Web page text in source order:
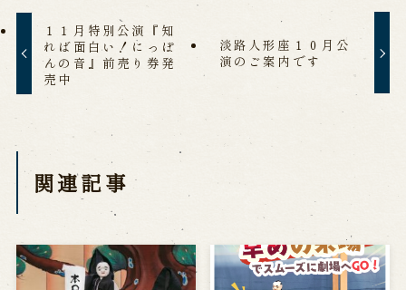
求人情報
※株式会社うずのくに南あわじの求人情報ページへ移動します
関連施設
通販サイトうずのくに
道の駅うずしお
うずの丘大鳴門橋記念館
１１月特別公演『知
れば面白い！にっぽ
んの音』前売り券発
売中
淡路人形座１０月公
演のご案内です
関連記事